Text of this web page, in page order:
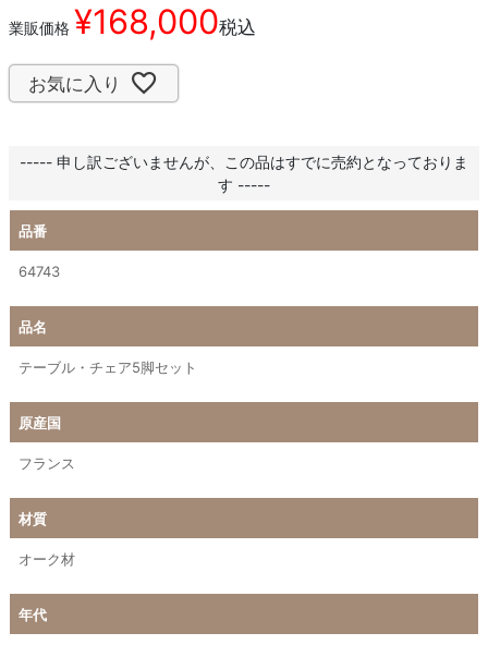
業販価格 ¥168,000税込
お気に入り
----- 申し訳ございませんが、この品はすでに売約となっておりま
す -----
品番
64743
品名
テーブル・チェア5脚セット
原産国
フランス
材質
オーク材
年代